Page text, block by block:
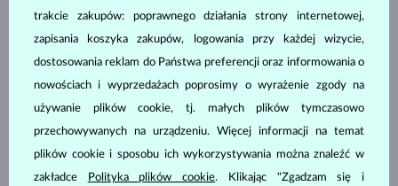
RÓŻOWE ZŁOTO
RÓŻOWE ZŁOTO & DIAMENT
DOSTĘPNE DOSTĘPNE
trakcie zakupów: poprawnego działania strony internetowej,
zapisania koszyka zakupów, logowania przy każdej wizycie,
dostosowania reklam do Państwa preferencji oraz informowania o
nowościach i wyprzedażach poprosimy o wyrażenie zgody na
używanie plików cookie, tj. małych plików tymczasowo
przechowywanych na urządzeniu. Więcej informacji na temat
plików cookie i sposobu ich wykorzystywania można znaleźć w
zakładce
Polityka plików cookie. Klikając "Zgadzam się i